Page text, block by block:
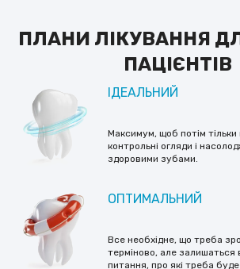
ПЛАНИ ЛІКУВАННЯ
ПАЦІЄНТІВ
ІДЕАЛЬНИЙ
Максимум, щоб потім тільки
контрольні огляди і
здоровими зубами.
ОПТИМАЛЬНИЙ
Все необхідне, що треба
терміново, але залишаться
питання, про які треба буде